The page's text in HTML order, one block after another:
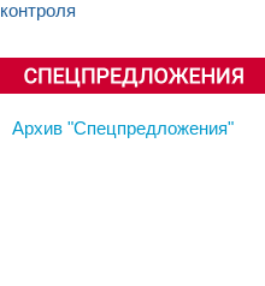
контроля
Архив "Спецпредложения"